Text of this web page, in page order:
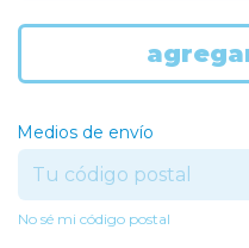
Medios de envío
No sé mi código postal